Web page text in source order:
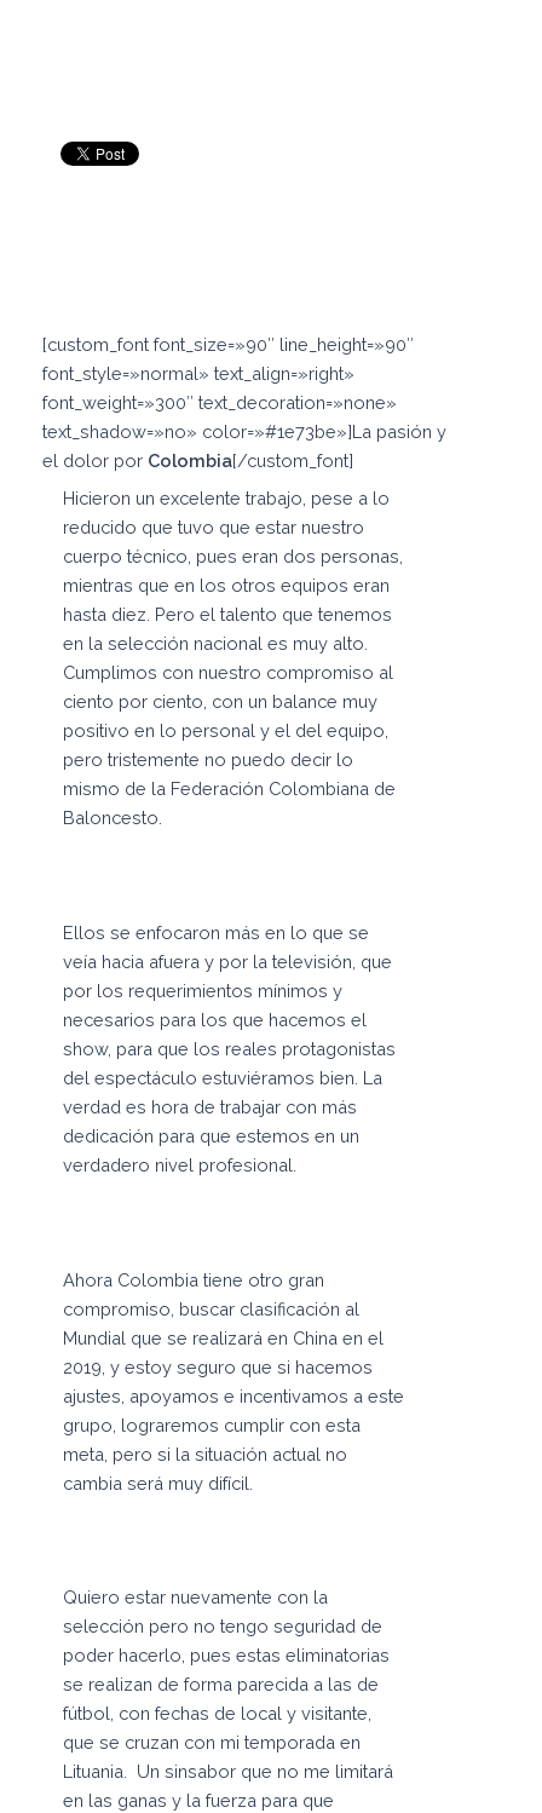
[custom_font font_size=»90″ line_height=»90″
font_style=»normal» text_align=»right»
font_weight=»300″ text_decoration=»none»
text_shadow=»no» color=»#1e73be»]La pasión y
el dolor por Colombia[/custom_font]
Hicieron un excelente trabajo, pese a lo
reducido que tuvo que estar nuestro
cuerpo técnico, pues eran dos personas,
mientras que en los otros equipos eran
hasta diez. Pero el talento que tenemos
en la selección nacional es muy alto.
Cumplimos con nuestro compromiso al
ciento por ciento, con un balance muy
positivo en lo personal y el del equipo,
pero tristemente no puedo decir lo
mismo de la Federación Colombiana de
Baloncesto.
Ellos se enfocaron más en lo que se
veía hacia afuera y por la televisión, que
por los requerimientos mínimos y
necesarios para los que hacemos el
show, para que los reales protagonistas
del espectáculo estuviéramos bien. La
verdad es hora de trabajar con más
dedicación para que estemos en un
verdadero nivel profesional.
Ahora Colombia tiene otro gran
compromiso, buscar clasificación al
Mundial que se realizará en China en el
2019, y estoy seguro que si hacemos
ajustes, apoyamos e incentivamos a este
grupo, lograremos cumplir con esta
meta, pero si la situación actual no
cambia será muy difícil.
Quiero estar nuevamente con la
selección pero no tengo seguridad de
poder hacerlo, pues estas eliminatorias
se realizan de forma parecida a las de
fútbol, con fechas de local y visitante,
que se cruzan con mi temporada en
Lituania. Un sinsabor que no me limitará
en las ganas y la fuerza para que